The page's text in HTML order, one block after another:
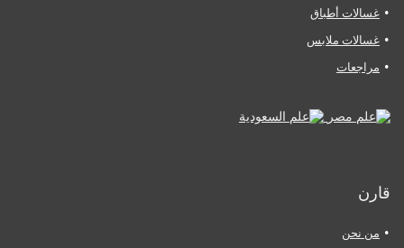
غسالات أطباق
غسالات ملابس
مراجعات
قارن
من نحن